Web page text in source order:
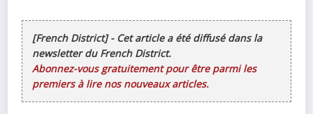
[French District] - Cet article a été diffusé dans la
newsletter du French District.
Abonnez-vous gratuitement pour être parmi les
premiers à lire nos nouveaux articles.